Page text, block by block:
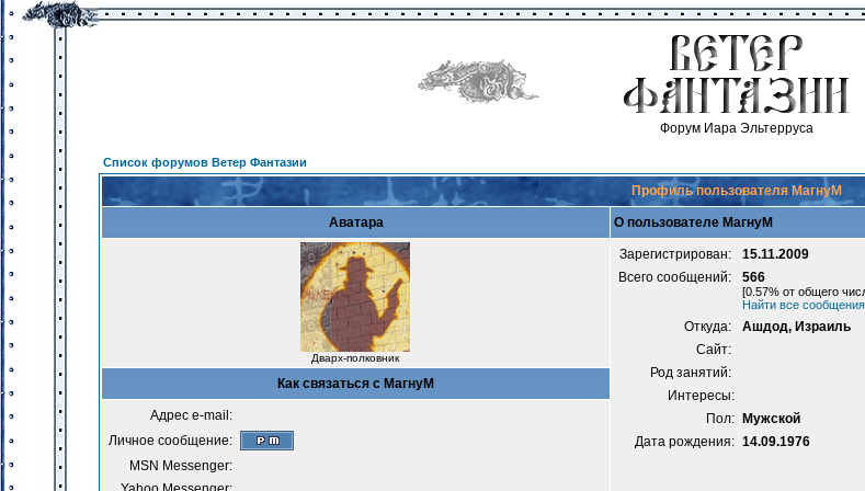
Форум Иара Эльтерруса
Список форумов Ветер Фантазии
Профиль пользователя МагнуМ
Аватара О пользователе МагнуМ
Дварх-полковник
Зарегистрирован:
15.11.2009
Всего сообщений:
566
[0.57% от общего
Найти все
Откуда:
Ашдод, Израиль
Сайт:
Род занятий:
Интересы:
Пол:
Мужской
Дата рождения: 14.09.1976
Как связаться с МагнуМ
Адрес e-mail:
Личное сообщение:
MSN Messenger: